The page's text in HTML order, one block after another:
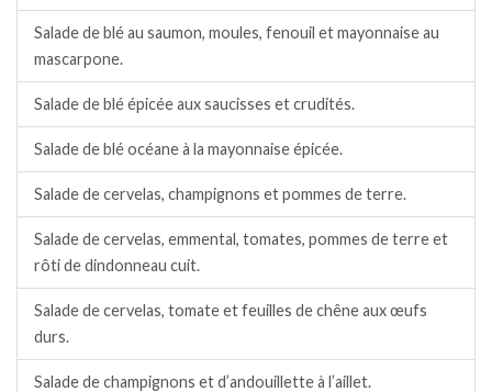
Salade de blé au saumon, moules, fenouil et mayonnaise au
mascarpone.
Salade de blé épicée aux saucisses et crudités.
Salade de blé océane à la mayonnaise épicée.
Salade de cervelas, champignons et pommes de terre.
Salade de cervelas, emmental, tomates, pommes de terre et
rôti de dindonneau cuit.
Salade de cervelas, tomate et feuilles de chêne aux œufs
durs.
Salade de champignons et d’andouillette à l’aillet.